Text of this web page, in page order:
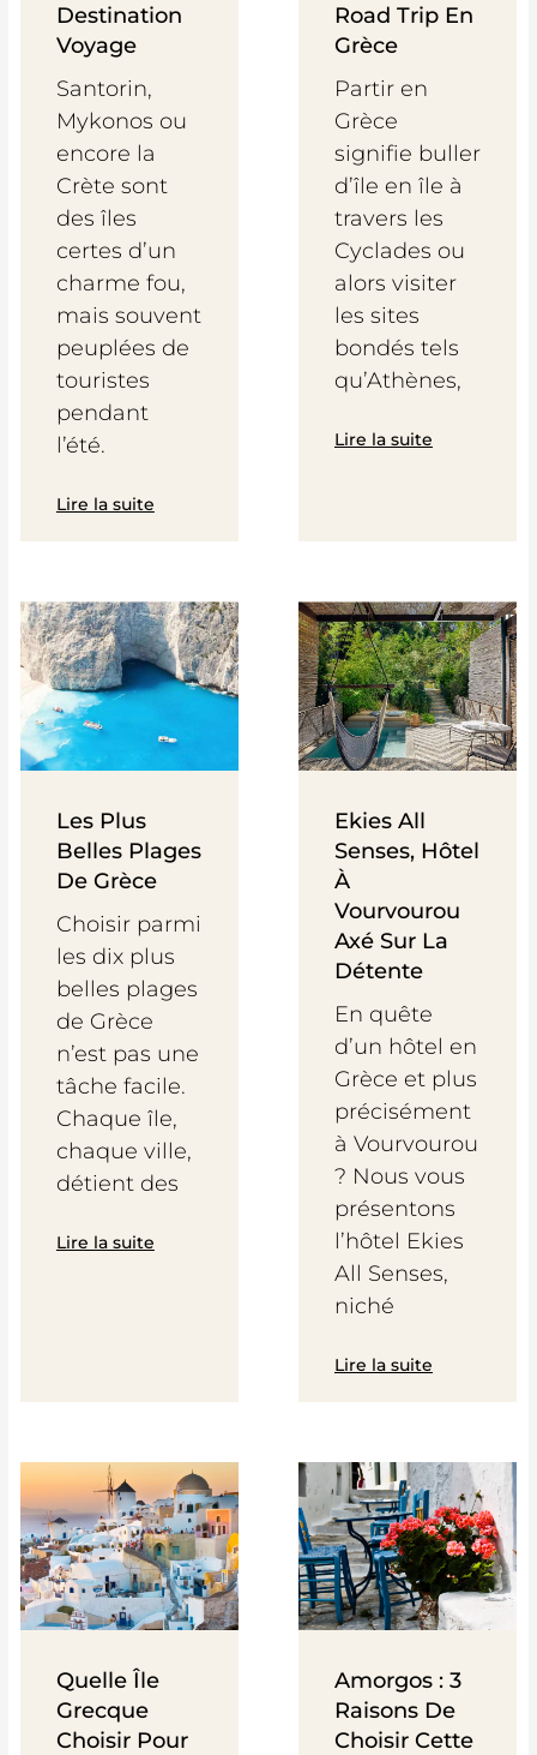
Destination
Voyage
Santorin,
Mykonos ou
encore la
Crète sont
des îles
certes d’un
charme fou,
mais souvent
peuplées de
touristes
pendant
l’été.
Lire la suite
Road Trip En
Grèce
Partir en
Grèce
signifie buller
d’île en île à
travers les
Cyclades ou
alors visiter
les sites
bondés tels
qu’Athènes,
Lire la suite
Les Plus
Belles Plages
De Grèce
Choisir parmi
les dix plus
belles plages
de Grèce
n’est pas une
tâche facile.
Chaque île,
chaque ville,
détient des
Lire la suite
Ekies All
Senses, Hôtel
À
Vourvourou
Axé Sur La
Détente
En quête
d’un hôtel en
Grèce et plus
précisément
à Vourvourou
? Nous vous
présentons
l’hôtel Ekies
All Senses,
niché
Lire la suite
Quelle Île
Grecque
Choisir Pour
Amorgos : 3
Raisons De
Choisir Cette